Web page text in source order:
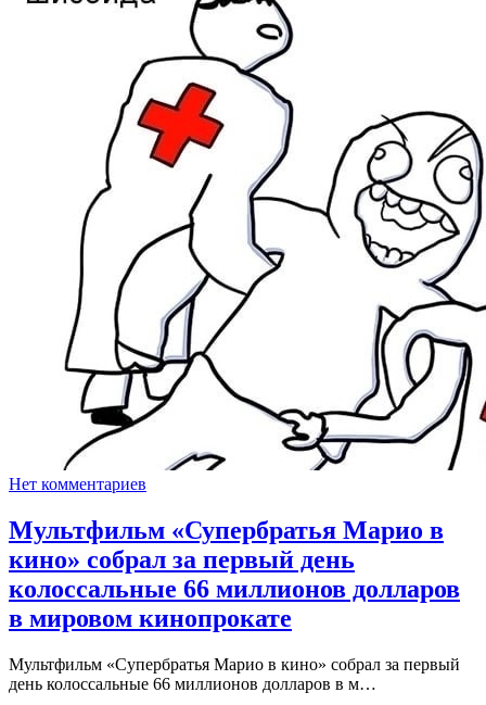
Нет комментариев
Мультфильм «Супербратья Марио в
кино» собрал за первый день
колоссальные 66 миллионов долларов
в мировом кинопрокате
Мультфильм «Супербратья Марио в кино» собрал за первый
день колоссальные 66 миллионов долларов в м…